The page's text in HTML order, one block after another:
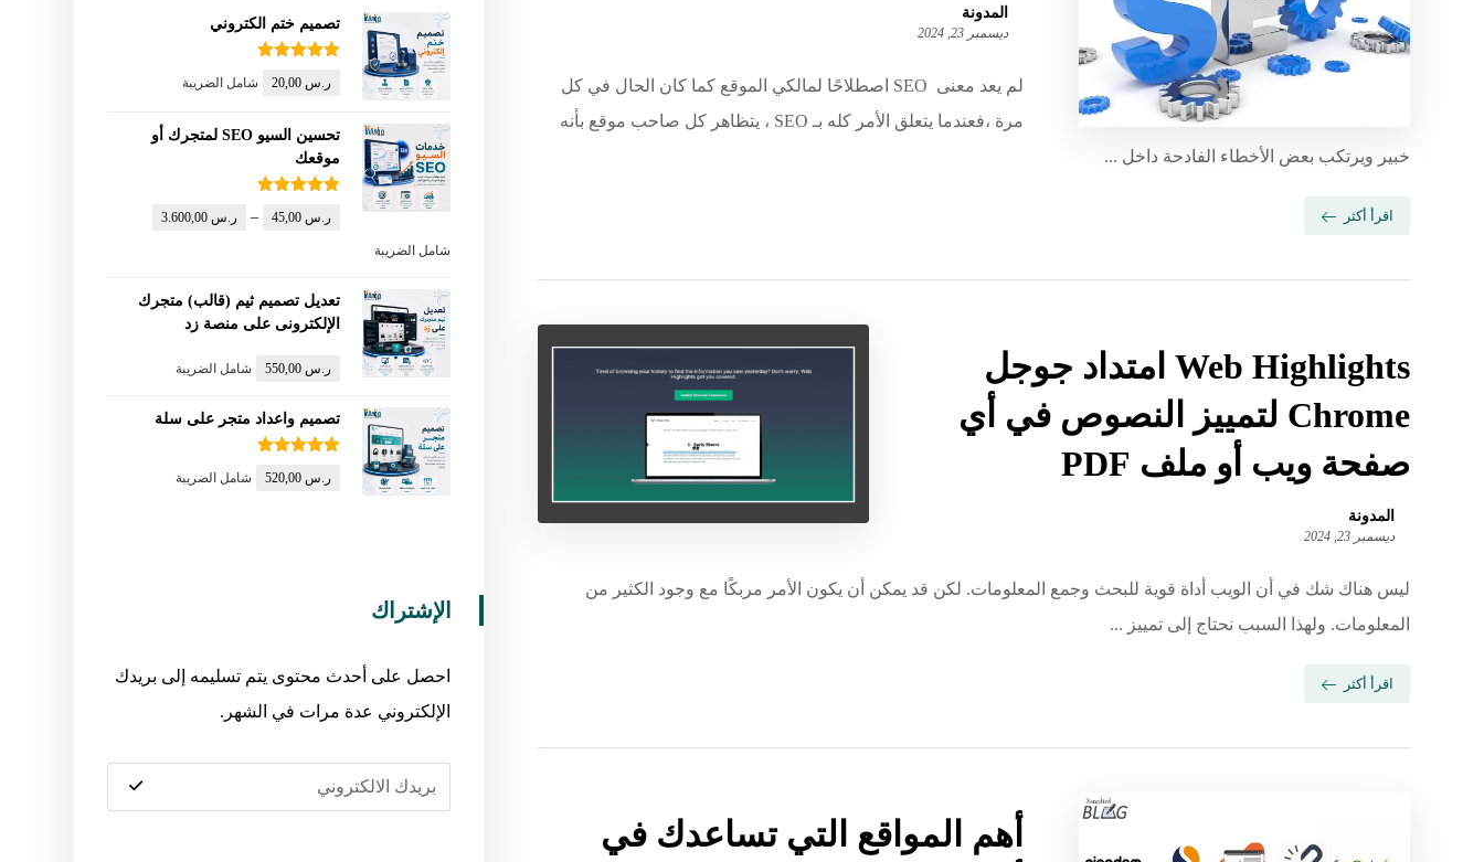
المدونة
ديسمبر 23, 2024
لم يعد معنى SEO اصطلاحًا لمالكي الموقع كما كان الحال في كل
مرة ،فعندما يتعلق الأمر كله بـ SEO ، يتظاهر كل صاحب موقع بأنه
خبير ويرتكب بعض الأخطاء الفادحة داخل ...
اقرأ أكثر
Web Highlights امتداد جوجل
Chrome لتمييز النصوص في أي
صفحة ويب أو ملف PDF
المدونة
ديسمبر 23, 2024
ليس هناك شك في أن الويب أداة قوية للبحث وجمع المعلومات. لكن قد يمكن أن يكون الأمر مربكًا مع وجود الكثير من
المعلومات. ولهذا السبب نحتاج إلى تمييز ...
اقرأ أكثر
أهم المواقع التي تساعدك في
تصميم ختم الكتروني
5.00من 5ر.س شامل الضريبة
تحسين السيو SEO لمتجرك أو
موقعك
5.00من 5ر.س – ر.س
شامل الضريبة
تعديل تصميم ثيم (قالب) متجرك
الإلكترونى على منصة زد
ر.س شامل الضريبة
تصميم واعداد متجر على سلة
5.00من 5ر.س شامل الضريبة
الإشتراك
احصل على أحدث محتوى يتم تسليمه إلى بريدك
الإلكتروني عدة مرات في الشهر.